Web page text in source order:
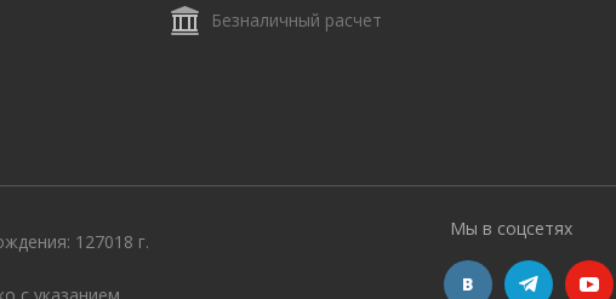
Безналичный расчет
127018 г.
Мы в соцсетях